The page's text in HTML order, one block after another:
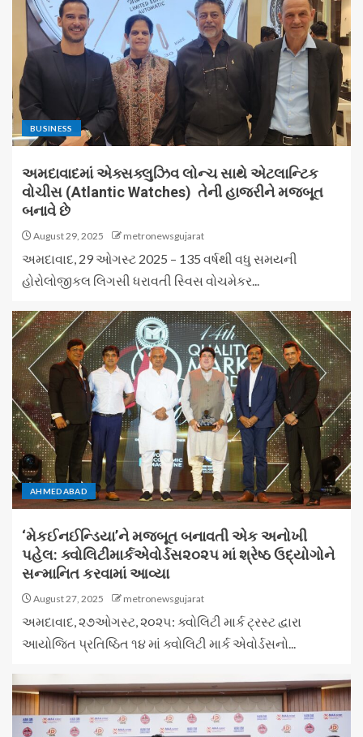
BUSINESS
અમદાવાદમાં એક્સક્લુઝિવ લોન્ચ સાથે એટલાન્ટિક
વોચીસ (Atlantic Watches) તેની હાજરીને મજબૂત
બનાવે છે
August 29, 2025 metronewsgujarat
અમદાવાદ, 29 ઓગસ્ટ 2025 – 135 વર્ષથી વધુ સમયની
હોરોલોજીકલ લિગસી ધરાવતી સ્વિસ વોચમેકર...
AHMEDABAD
‘મેકઈનઈન્ડિયા’ને મજબૂત બનાવતી એક અનોખી
પહેલ: ક્વોલિટીમાર્કએવોર્ડસ૨૦૨૫ માં શ્રેષ્ઠ ઉદ્યોગોને
સન્માનિત કરવામાં આવ્યા
August 27, 2025 metronewsgujarat
અમદાવાદ, ૨૭ઓગસ્ટ, ૨૦૨૫: ક્વોલિટી માર્ક ટ્રસ્ટ દ્વારા
આયોજિત પ્રતિષ્ઠિત ૧૪ માં ક્વોલિટી માર્ક એવોર્ડસનો...